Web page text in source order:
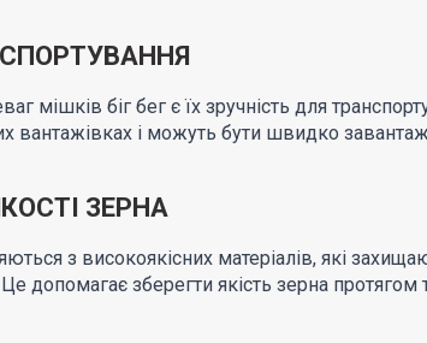
мішків біг бег є їх зручність для
вантажівках і можуть бути швидко
ЗЕРНА
з високоякісних матеріалів, які
допомагає зберегти якість зерна протягом